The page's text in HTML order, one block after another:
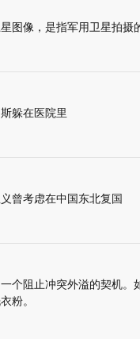
图像，是指军用卫星拍摄
躲在医院里
曾考虑在中国东北复国
个阻止冲突外溢的契机
粉。